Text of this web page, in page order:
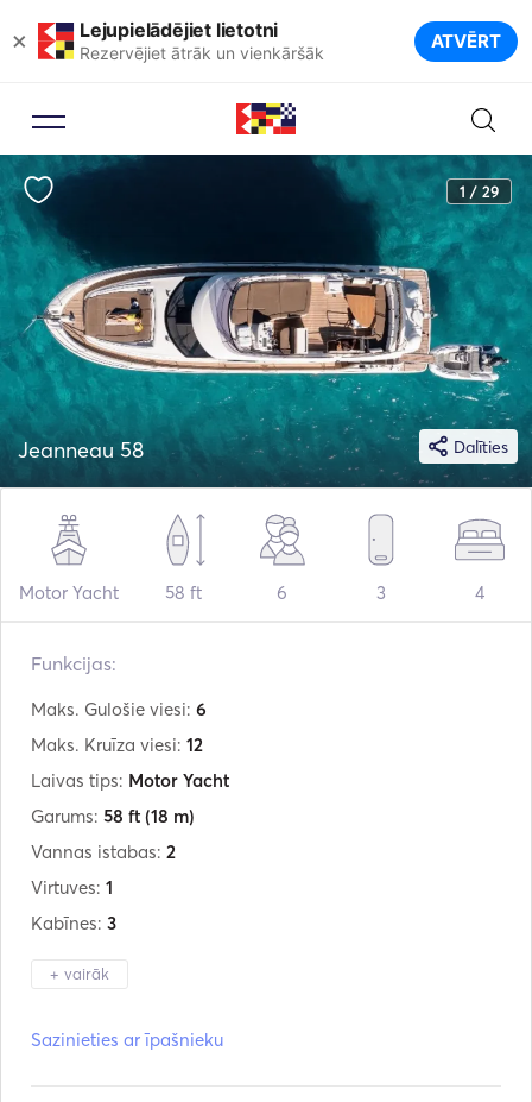
× Lejupielādējiet lietotni
Rezervējiet ātrāk un vienkāršāk ATVĒRT
1 / 29
Dalīties
Jeanneau 58
Motor Yacht 58 ft 6 3 4
Funkcijas:
Maks. Gulošie viesi: 6
Maks. Kruīza viesi: 12
Laivas tips: Motor Yacht
Garums: 58 ft (18 m)
Vannas istabas: 2
Virtuves: 1
Kabīnes: 3
+ vairāk
Sazinieties ar īpašnieku